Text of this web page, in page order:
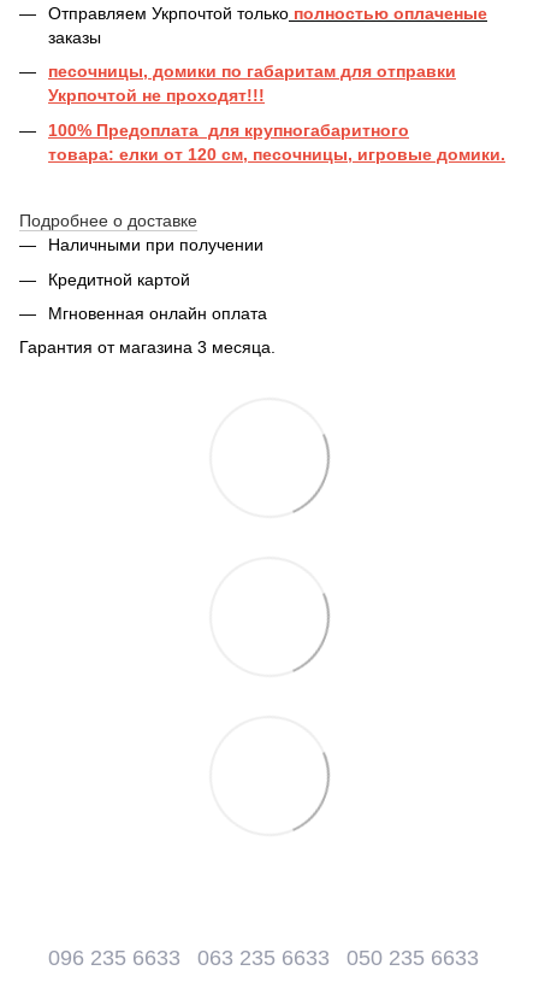
Отправляем Укрпочтой только полностью оплаченые
заказы
песочницы, домики по габаритам для отправки
Укрпочтой не проходят!!!
100% Предоплата для крупногабаритного
товара: елки от 120 см, песочницы, игровые домики.
Подробнее о доставке
Наличными при получении
Кредитной картой
Мгновенная онлайн оплата
Гарантия от магазина 3 месяца.
096 235 6633 063 235 6633 050 235 6633